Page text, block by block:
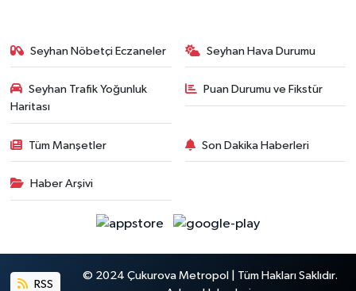
Seyhan Nöbetçi Eczaneler Seyhan Hava Durumu
Seyhan Trafik Yoğunluk
Haritası
Puan Durumu ve Fikstür
Tüm Manşetler Son Dakika Haberleri
Haber Arşivi
RSS
© 2024 Çukurova Metropol | Tüm Hakları Saklıdır.